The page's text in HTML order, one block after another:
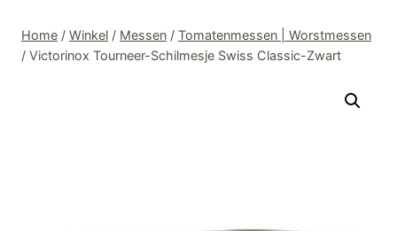
Home / Winkel / Messen / Tomatenmessen | Worstmessen
/ Victorinox Tourneer-Schilmesje Swiss Classic-Zwart